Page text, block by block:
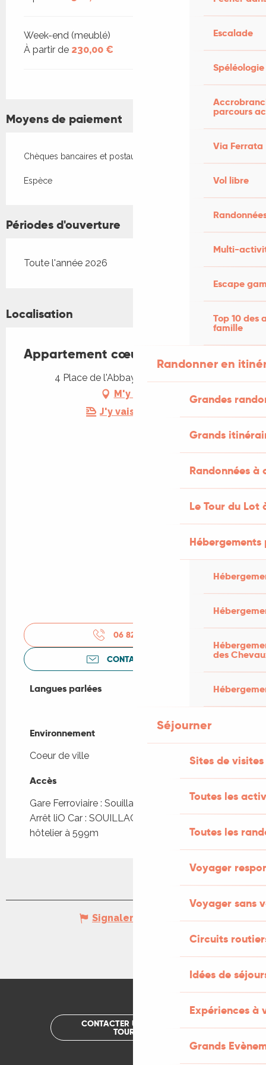
Escalade
Spéléologie
parcours
Via Ferrata
Vol libre
Multi-
Escape
Top 10 des
famille
Randonner en
Grandes
Grands
Randonnées
Le Tour du Lot
des
Séjourner
Sites de visites
Toutes les
Toutes les
Voyager
Voyager sans
Circuits
Idées de
Expériences à
Grands
Week-end (meublé)
À partir de 230,00 €
Moyens de paiement
Chèques bancaires et postaux
Espèce
Périodes d'ouverture
Toute l'année 2026
Localisation
Appartement cœur de ville
4 Place de l'Abbaye, 46200 Souillac
M'y rendre
J'y vais en train !
06 82 31 83
CONTACTEZ-NOUS
Langues parlées
Langues parlées
Environnement
Environnement
Coeur de ville
Accès
Accès
Gare Ferroviaire : Souillac à 1km
Arrêt liO Car : SOUILLAC - Collège/Lycée
hôtelier à 599m
Signaler une erreur
CONTACTER UN OFFICE DE
TOURISME